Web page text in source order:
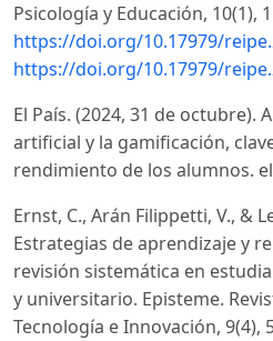
Psicología y Educación, 10(1),
https://doi.org/10.17979/
https://doi.org/10.17979/
El País. (2024, 31 de octubre).
artificial y la gamificación,
rendimiento de los alumnos.
Ernst, C., Arán Filippetti, V., &
Estrategias de aprendizaje y
revisión sistemática en
y universitario. Episteme.
Tecnología e Innovación, 9(4),